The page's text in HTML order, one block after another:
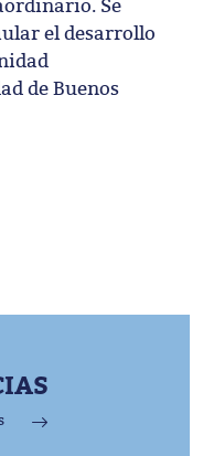
Se
el desarrollo
de Buenos